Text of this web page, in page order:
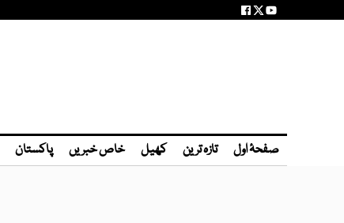
صفحۂ اول تازہ ترین کھیل خاص خبریں پاکستان